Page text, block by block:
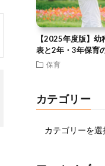
【2025年度版】
表と2年・3年保育
保育
カテゴリー